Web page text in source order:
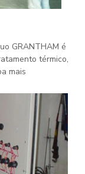
GRANTHAM é
térmico,
mais